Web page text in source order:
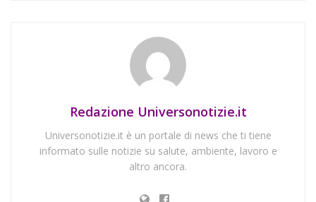
Redazione Universonotizie.it
Universonotizie.it è un portale di news che ti tiene
informato sulle notizie su salute, ambiente, lavoro e
altro ancora.